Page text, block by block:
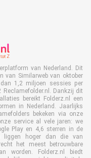
van Nederland. Dit
van Similarweb van oktober
1,2 miljoen sessies per
Dankzij dit
bereikt Folderz.nl een
in Nederland. Jaarlijks
bekeken via onze
service al vele jaren: we
Play en 4,6 sterren in de
liggen hoger dan die van
het meest betrouwbare
worden. Folderz.nl biedt